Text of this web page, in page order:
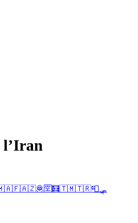
l’Iran
🇦🇫🇦🇿🦧🈳 🧮🇹🇲🇹🇷📮🛷